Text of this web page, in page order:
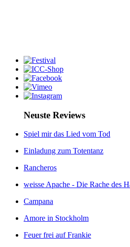
Neuste Reviews
Spiel mir das Lied vom Tod
Einladung zum Totentanz
Rancheros
weisse Apache - Die Rache des
Campana
Amore in Stockholm
Feuer frei auf Frankie